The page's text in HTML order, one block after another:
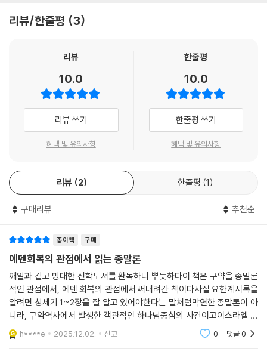
원리가 제안되었습니다. 이필찬 박사의 “종말론적 읽기”(eschatologic
“에덴 회복 관점에서 읽는 종말론(구약편)”입니다. 제목이 명시하듯이 성
경 내러티브의 시작이 질서와 아름다움의 에덴이고, 구약과 신약은 일그러
지고 망가진 에덴이 회복되어가는 과정을 다루며, 신약의 끝에 가서 에덴
의 회복이 마침내 이루어질 것이라는 사실을 선명하게 보여줍니다. 이렇게
성경을 읽어나가는 것이 그리스도인들이 성경을 제대로 읽는 방식이라는
님의 선한 창조의 상징인 “에덴”이 인간의 파국과 오염에도 불구하고 끝에
가서 온전하게 회복되는 대서사의 전개 과정으로 성경을 읽어야 한다는 주
장입니다. 약간 다른 문맥에서지만 윤동주 시인의 짧은 수필 ‘종시’(終始)
의 첫 문장은 이렇게 시작합니다. “종점(終點)이 시점(始點)이 된다. 다
한편 사 46:10(“태초부터 종말을 알리셨다”)에서 창의적 영감을 얻는 이
필찬 박사는 시원에서 종말을, 종말에서 시원을 바라봐야 한다고 주장합니
다. 즉 에덴의 시작을 다루는 창세기에서부터 그 최종적 완결 상태를 그리
는 요한계시록의 마지막 장까지 가는 거대한 서사로 성경을 읽을 것을 강
하게 주장합니다.
이러한 입장은 한국적 상황에서 매우 중요한 신학적·신앙적 함의를 내포합
리뷰/한줄평 3
리뷰
10.0
리뷰 쓰기
혜택 및 유의사항
한줄평
10.0
한줄평 쓰기
혜택 및 유의사항
리뷰 2 한줄평 1
구매리뷰 추천순
종이책 구매
에덴회복의 관점에서 읽는 종말론
깨알과 같고 방대한 신학도서를 완독하니 뿌듯하다이 책은 구약을 종말론
적인 관점에서, 에덴 회복의 관점에서 써내려간 책이다사실 요한계시록을
알려면 창세기 1~2장을 잘 알고 있어야한다는 말처럼막연한 종말론이 아
니라, 구약역사에서 발생한 객관적인 하나님중심의 사건이고이스라엘 현
대 삶속에서 에덴 회복의 과정을 보여주고 있다창조를 통해서 혼돈과 공호
의 무질서에서 하나님
h****e 2025.12.02. 신고 0 댓글0